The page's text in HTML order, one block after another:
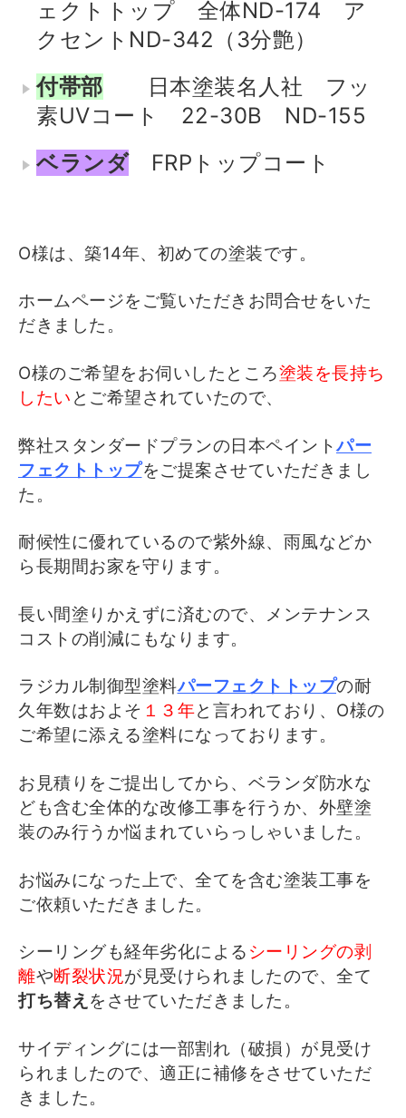
ェクトトップ 全体ND-174 ア
クセントND-342（3分艶）
付帯部
日本塗装名人社 フッ
素UVコート 22-30B ND-155
ベランダFRPトップコート
O様は、築14年、初めての塗装です。
ホームページをご覧いただきお問合せをいた
だきました。
O様のご希望をお伺いしたところ塗装を長持ち
したい とご希望されていたので、
弊社スタンダードプランの日本ペイントパー
フェクトトップをご提案させていただきまし
た。
耐候性に優れているので紫外線、雨風などか
ら長期間お家を守ります。
長い間塗りかえずに済むので、メンテナンス
コストの削減にもなります。
ラジカル制御型塗料パーフェクトトップの耐
久年数はおよそ １３年と言われており、 O様の
ご希望に添える塗料になっております。
お見積りをご提出してから、ベランダ防水な
ども含む全体的な改修工事を行うか、外壁塗
装のみ行うか悩まれていらっしゃいました。
お悩みになった上で、全てを含む塗装工事を
ご依頼いただきました。
シーリングも経年劣化による シーリングの剥
離や断裂状況が見受けられましたので、 全て
打ち替え をさせていただきました。
サイディングには一部割れ（破損）が見受け
られましたので、適正に補修をさせていただ
きました。